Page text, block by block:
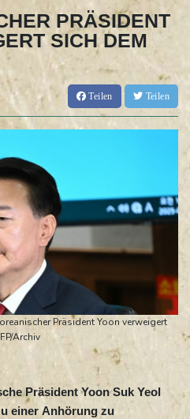
PRÄSIDENT
SICH DEM
Teilen Teilen
Präsident Yoon verweigert
POOL/AFP/Archiv
Präsident Yoon Suk Yeol
einer Anhörung zu